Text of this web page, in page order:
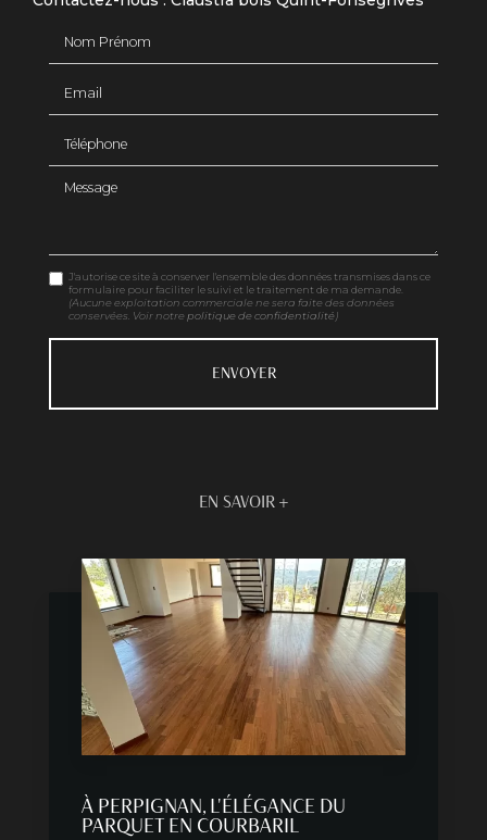
Message
J'autorise ce site à conserver l'ensemble des données transmises dans ce
formulaire pour faciliter le suivi et le traitement de ma demande.
(Aucune exploitation commerciale ne sera faite des données
conservées. Voir notre politique de confidentialité)
EN SAVOIR +
À PERPIGNAN, L'ÉLÉGANCE DU
PARQUET EN COURBARIL